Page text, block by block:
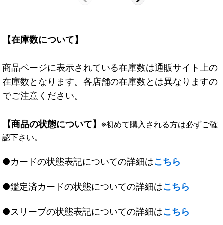
【在庫数について】
商品ページに表示されている在庫数は通販サイト上の
在庫数となります。各店舗の在庫数とは異なりますの
でご注意ください。
【商品の状態について】 ※初めて購入される方は必ずご確
認下さい。
●カードの状態表記についての詳細はこちら
●鑑定済カードの状態についての詳細はこちら
●スリーブの状態表記についての詳細はこちら